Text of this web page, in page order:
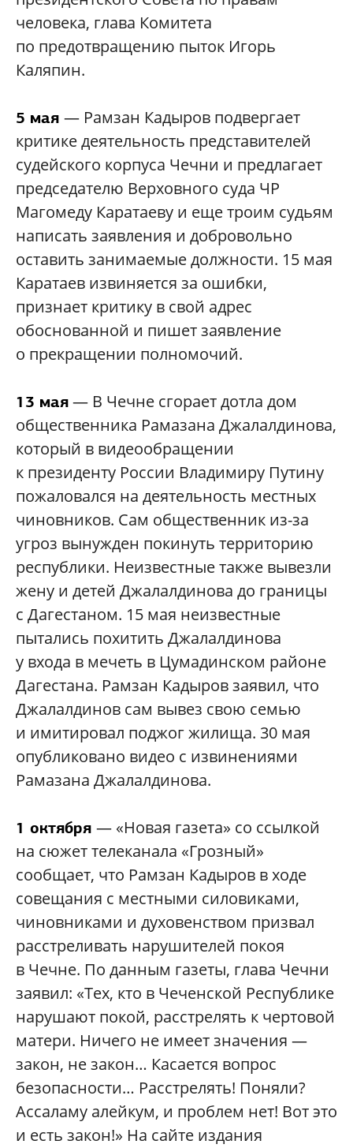
человека, глава Комитета
по предотвращению пыток Игорь
Каляпин.
5 мая — Рамзан Кадыров подвергает
критике деятельность представителей
судейского корпуса Чечни и предлагает
председателю Верховного суда ЧР
Магомеду Каратаеву и еще троим судьям
написать заявления и добровольно
оставить занимаемые должности. 15 мая
Каратаев извиняется за ошибки,
признает критику в свой адрес
обоснованной и пишет заявление
о прекращении полномочий.
13 мая— В Чечне сгорает дотла дом
общественника Рамазана Джалалдинова,
который в видеообращении
к президенту России Владимиру Путину
пожаловался на деятельность местных
чиновников. Сам общественник из-за
угроз вынужден покинуть территорию
республики. Неизвестные также вывезли
жену и детей Джалалдинова до границы
с Дагестаном. 15 мая неизвестные
пытались похитить Джалалдинова
у входа в мечеть в Цумадинском районе
Дагестана. Рамзан Кадыров заявил, что
Джалалдинов сам вывез свою семью
и имитировал поджог жилища. 30 мая
опубликовано видео с извинениями
Рамазана Джалалдинова.
1 октября — «Новая газета» со ссылкой
на сюжет телеканала «Грозный»
сообщает, что Рамзан Кадыров в ходе
совещания с местными силовиками,
чиновниками и духовенством призвал
расстреливать нарушителей покоя
в Чечне. По данным газеты, глава Чечни
заявил: «Тех, кто в Чеченской Республике
нарушают покой, расстрелять к чертовой
матери. Ничего не имеет значения —
закон, не закон… Касается вопрос
безопасности… Расстрелять! Поняли?
Ассаламу алейкум, и проблем нет! Вот это
и есть закон!» На сайте издания